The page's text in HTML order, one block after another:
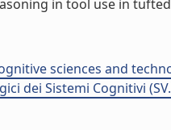
in tool use in
sciences and
dei Sistemi Cognitivi